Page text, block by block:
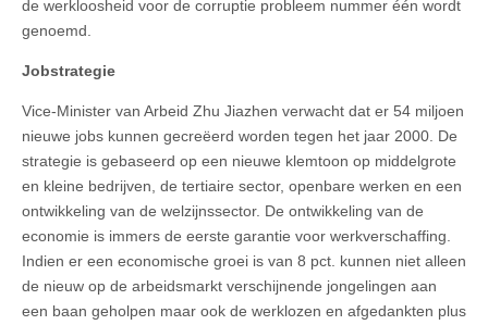
de werkloosheid voor de corruptie probleem nummer één wordt
genoemd.
Jobstrategie
Vice‑Minister van Arbeid Zhu Jiazhen verwacht dat er 54 miljoen
nieuwe jobs kunnen gecreëerd worden tegen het jaar 2000. De
strategie is gebaseerd op een nieuwe klemtoon op middelgrote
en kleine bedrijven, de tertiaire sector, openbare werken en een
ontwikkeling van de welzijnssector. De ontwikkeling van de
economie is immers de eerste garantie voor werkverschaffing.
Indien er een economische groei is van 8 pct. kunnen niet alleen
de nieuw op de arbeidsmarkt verschijnende jongelingen aan
een baan geholpen maar ook de werklozen en afgedankten plus